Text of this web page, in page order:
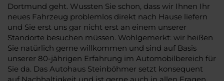
Dortmund geht. Wussten Sie schon, dass wir Ihnen Ihr
neues Fahrzeug problemlos direkt nach Hause liefern
und Sie erst uns gar nicht erst an einem unserer
Standorte besuchen müssen. Wohlgemerkt: wir heißen
Sie natürlich gerne willkommen und sind auf Basis
unserer 80-jährigen Erfahrung im Automobilbereich für
Sie da. Das Autohaus Steinböhmer setzt konsequent
auf Nachhaltigkeit und ist gerne auch in allen Fragen